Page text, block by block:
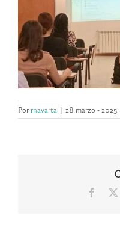
Porrnavarta | 28 marzo - 2025